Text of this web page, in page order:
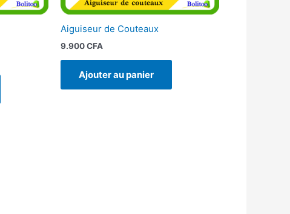
Aiguiseur de Couteaux
9.900CFA
Ajouter au panier